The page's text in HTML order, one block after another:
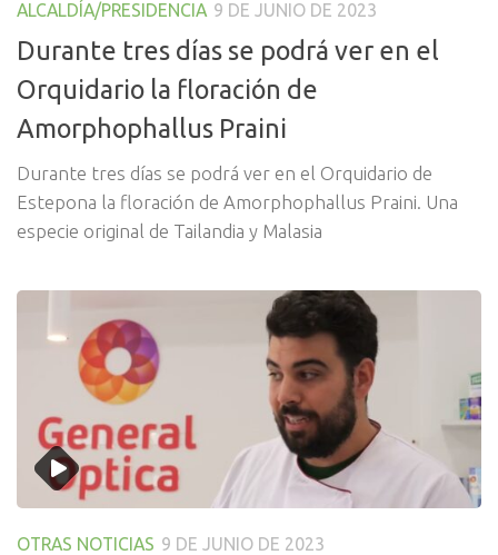
ALCALDÍA/PRESIDENCIA 9 DE JUNIO DE 2023
Durante tres días se podrá ver en el
Orquidario la floración de
Amorphophallus Praini
Durante tres días se podrá ver en el Orquidario de
Estepona la floración de Amorphophallus Praini. Una
especie original de Tailandia y Malasia
OTRAS NOTICIAS 9 DE JUNIO DE 2023